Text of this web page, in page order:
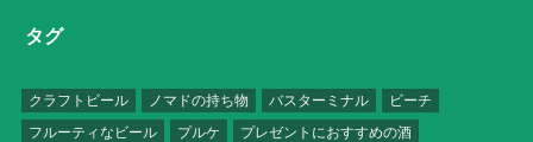
タグ
クラフトビール ノマドの持ち物 バスターミナル
ビーチ
フルーティなビール
プルケ
プレゼントにおすすめの酒